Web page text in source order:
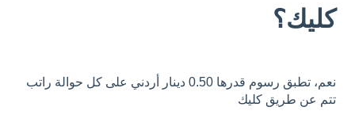
كليك؟
نعم، تطبق رسوم قدرها 0.50 دينار أردني على كل حوالة راتب
تتم عن طريق كليك